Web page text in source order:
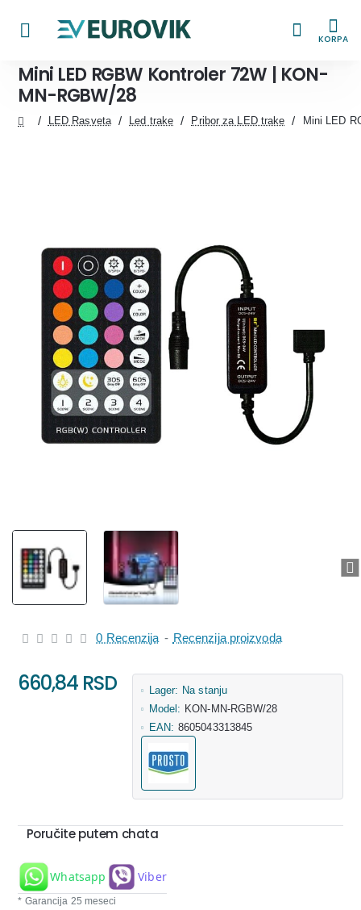
KORPA
Mini LED RGBW Kontroler 72W | KON-
MN-RGBW/28
LED Rasveta Led trake Pribor za LED trake Mini LED
0 Recenzija - Recenzija proizvoda
660,84 RSD Lager: Na stanju
Model: KON-MN-RGBW/28
EAN: 8605043313845
Poručite putem chata
Whatsapp Viber
* Garancija 25 meseci